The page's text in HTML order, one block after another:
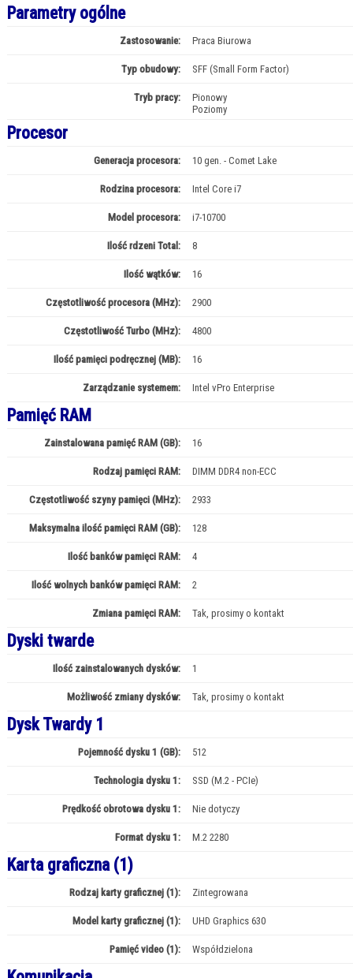
Parametry ogólne
Zastosowanie: Praca Biurowa
Typ obudowy: SFF (Small Form Factor)
Tryb pracy:
Pionowy
Poziomy
Procesor
Generacja procesora: 10 gen. - Comet Lake
Rodzina procesora: Intel Core i7
Model procesora: i7-10700
Ilość rdzeni Total: 8
Ilość wątków: 16
Częstotliwość procesora (MHz): 2900
Częstotliwość Turbo (MHz): 4800
Ilość pamięci podręcznej (MB): 16
Zarządzanie systemem: Intel vPro Enterprise
Pamięć RAM
Zainstalowana pamięć RAM (GB): 16
Rodzaj pamięci RAM: DIMM DDR4 non-ECC
Częstotliwość szyny pamięci (MHz): 2933
Maksymalna ilość pamięci RAM (GB): 128
Ilość banków pamięci RAM: 4
Ilość wolnych banków pamięci RAM: 2
Zmiana pamięci RAM: Tak, prosimy o kontakt
Dyski twarde
Ilość zainstalowanych dysków: 1
Możliwość zmiany dysków: Tak, prosimy o kontakt
Dysk Twardy 1
Pojemność dysku 1 (GB): 512
Technologia dysku 1: SSD (M.2 - PCIe)
Prędkość obrotowa dysku 1: Nie dotyczy
Format dysku 1: M.2 2280
Karta graficzna (1)
Rodzaj karty graficznej (1): Zintegrowana
Model karty graficznej (1): UHD Graphics 630
Pamięć video (1): Współdzielona